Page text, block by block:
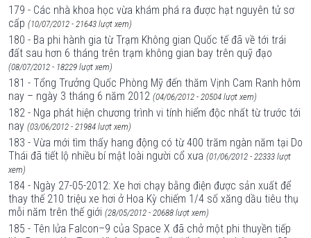
179 - Các nhà khoa học vừa khám phá ra được hạt nguyên tử sơ
cấp (10/07/2012 - 21643 lượt xem)
180 - Ba phi hành gia từ Trạm Không gian Quốc tế đã về tới trái
đất sau hơn 6 tháng trên trạm không gian bay trên quỹ đạo
(08/07/2012 - 18229 lượt xem)
181 - Tổng Trưởng Quốc Phòng Mỹ đến thăm Vịnh Cam Ranh hôm
nay – ngày 3 tháng 6 năm 2012 (04/06/2012 - 20504 lượt xem)
182 - Nga phát hiện chương trình vi tính hiểm độc nhất từ trước tới
nay (03/06/2012 - 21984 lượt xem)
183 - Vừa mới tìm thấy hang động có từ 400 trăm ngàn năm tại Do
Thái đã tiết lộ nhiều bí mật loài người cổ xưa (01/06/2012 - 22333 lượt
xem)
184 - Ngày 27-05-2012: Xe hơi chạy bằng điện được sản xuất để
thay thế 210 triệu xe hơi ở Hoa Kỳ chiếm 1/4 số xăng dầu tiêu thụ
mỗi năm trên thế giới (28/05/2012 - 20688 lượt xem)
185 - Tên lửa Falcon–9 của Space X đã chở một phi thuyền tiếp